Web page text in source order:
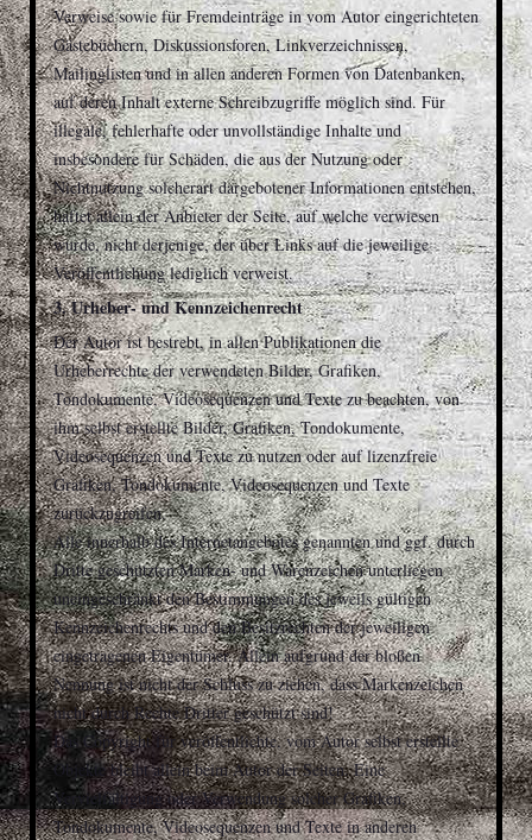
Verweise sowie für Fremdeinträge in vom Autor eingerichteten
Gästebüchern, Diskussionsforen, Linkverzeichnissen,
Mailinglisten und in allen anderen Formen von Datenbanken,
auf deren Inhalt externe Schreibzugriffe möglich sind. Für
illegale, fehlerhafte oder unvollständige Inhalte und
insbesondere für Schäden, die aus der Nutzung oder
Nichtnutzung solcherart dargebotener Informationen entstehen,
haftet allein der Anbieter der Seite, auf welche verwiesen
wurde, nicht derjenige, der über Links auf die jeweilige
Veröffentlichung lediglich verweist.
3. Urheber- und Kennzeichenrecht
Der Autor ist bestrebt, in allen Publikationen die
Urheberrechte der verwendeten Bilder, Grafiken,
Tondokumente, Videosequenzen und Texte zu beachten, von
ihm selbst erstellte Bilder, Grafiken, Tondokumente,
Videosequenzen und Texte zu nutzen oder auf lizenzfreie
Grafiken, Tondokumente, Videosequenzen und Texte
zurückzugreifen.
Alle innerhalb des Internetangebotes genannten und ggf. durch
Dritte geschützten Marken- und Warenzeichen unterliegen
uneingeschränkt den Bestimmungen des jeweils gültigen
Kennzeichenrechts und den Besitzrechten der jeweiligen
eingetragenen Eigentümer. Allein aufgrund der bloßen
Nennung ist nicht der Schluss zu ziehen, dass Markenzeichen
nicht durch Rechte Dritter geschützt sind!
Das Copyright für veröffentlichte, vom Autor selbst erstellte
Objekte bleibt allein beim Autor der Seiten. Eine
Vervielfältigung oder Verwendung solcher Grafiken,
Tondokumente, Videosequenzen und Texte in anderen